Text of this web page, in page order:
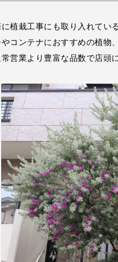
植栽工事にも取り入れてい
コンテナにおすすめの植物
営業より豊富な品数で店頭